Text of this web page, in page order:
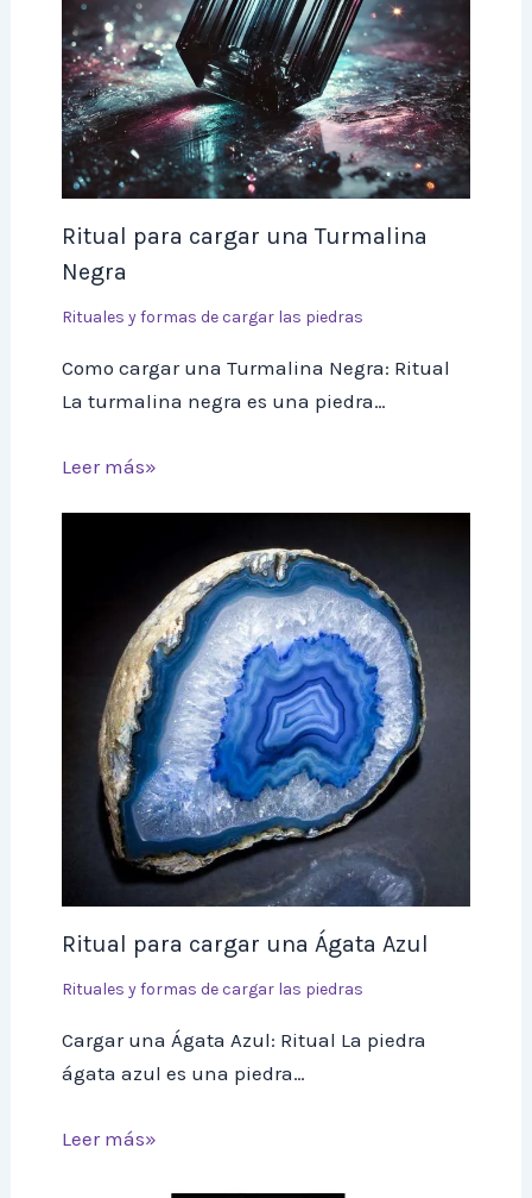
Ritual para cargar una Turmalina
Negra
Rituales y formas de cargar las piedras
Como cargar una Turmalina Negra: Ritual
La turmalina negra es una piedra…
Leer más»
Ritual para cargar una Ágata Azul
Rituales y formas de cargar las piedras
Cargar una Ágata Azul: Ritual La piedra
ágata azul es una piedra…
Leer más»